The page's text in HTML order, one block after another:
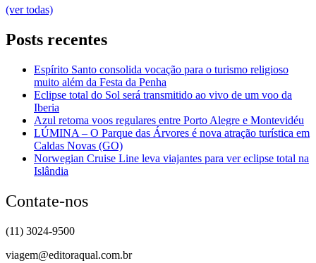
(ver todas)
Posts recentes
Espírito Santo consolida vocação para o turismo religioso
muito além da Festa da Penha
Eclipse total do Sol será transmitido ao vivo de um voo da
Iberia
Azul retoma voos regulares entre Porto Alegre e Montevidéu
LÚMINA – O Parque das Árvores é nova atração turística em
Caldas Novas (GO)
Norwegian Cruise Line leva viajantes para ver eclipse total na
Islândia
Contate-nos
(11) 3024-9500
viagem@editoraqual.com.br